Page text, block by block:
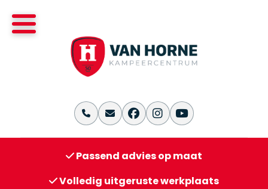
Passend advies op maat
Volledig uitgeruste werkplaats